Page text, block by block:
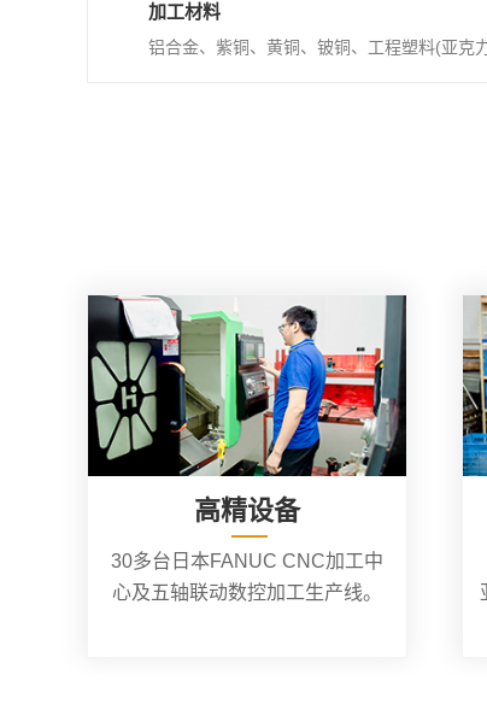
加工材料
铝合金、紫铜、黄铜、铍铜、工程塑料(亚克
高精设备
30多台日本FANUC CNC加工中
心及五轴联动数控加工生产线。